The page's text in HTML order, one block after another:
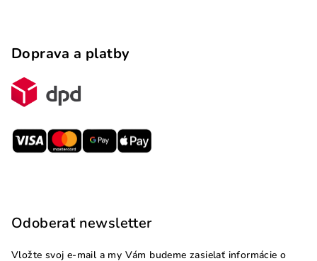
Doprava a platby
Odoberať newsletter
Vložte svoj e-mail a my Vám budeme zasielať informácie o